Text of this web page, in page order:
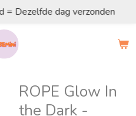
= Dezelfde dag verzonden
ROPE Glow In
the Dark -